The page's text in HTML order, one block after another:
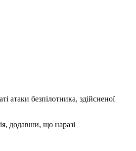
атаки безпілотника, здійсненої
додавши, що наразі